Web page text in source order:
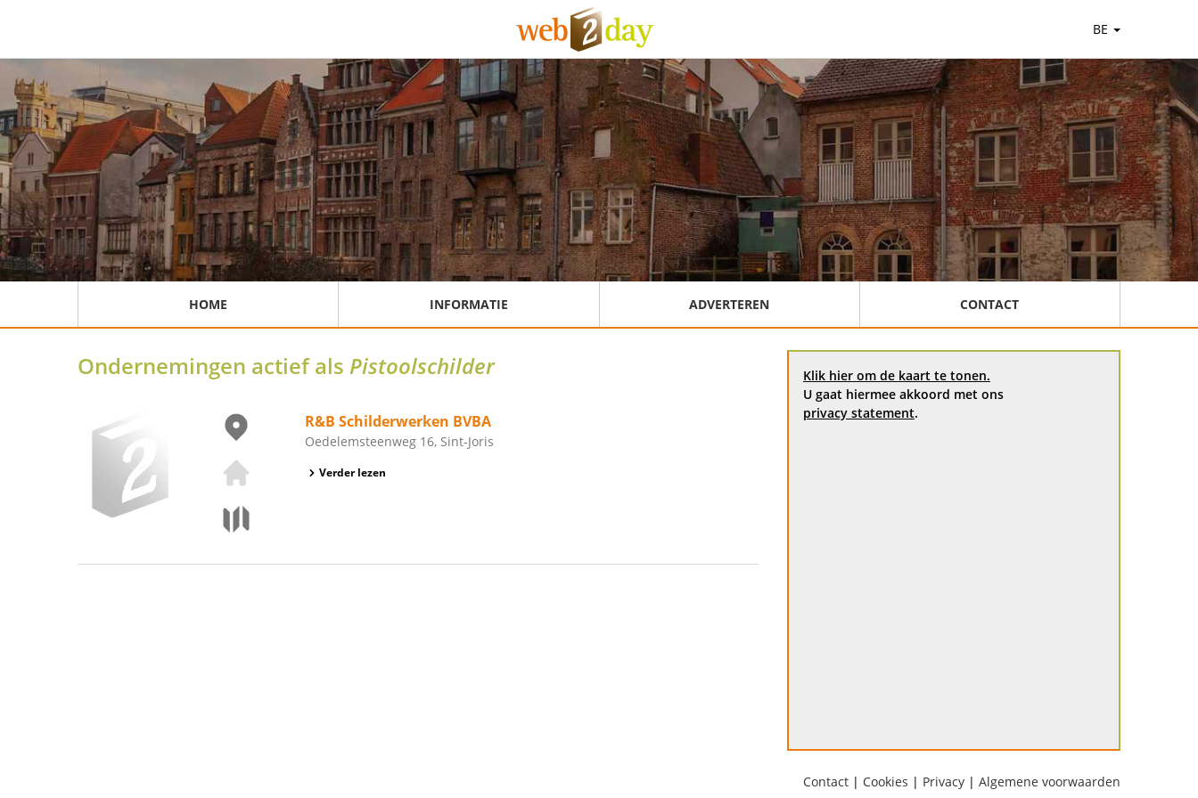
BE
HOME INFORMATIE ADVERTEREN CONTACT
Ondernemingen actief als Pistoolschilder
R&B Schilderwerken BVBA
Oedelemsteenweg 16, Sint-Joris
Verder lezen
Klik hier om de kaart te tonen.
U gaat hiermee akkoord met ons
privacy statement.
Contact | Cookies | Privacy | Algemene voorwaarden